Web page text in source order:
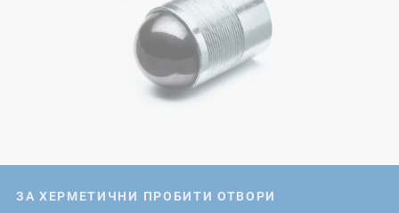
ЗА ХЕРМЕТИЧНИ ПРОБИТИ ОТВОРИ